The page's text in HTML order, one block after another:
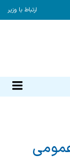
ارتباط با وزیر